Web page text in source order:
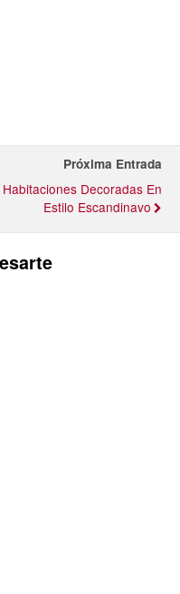
Próxima Entrada
Habitaciones Decoradas En
Estilo Escandinavo